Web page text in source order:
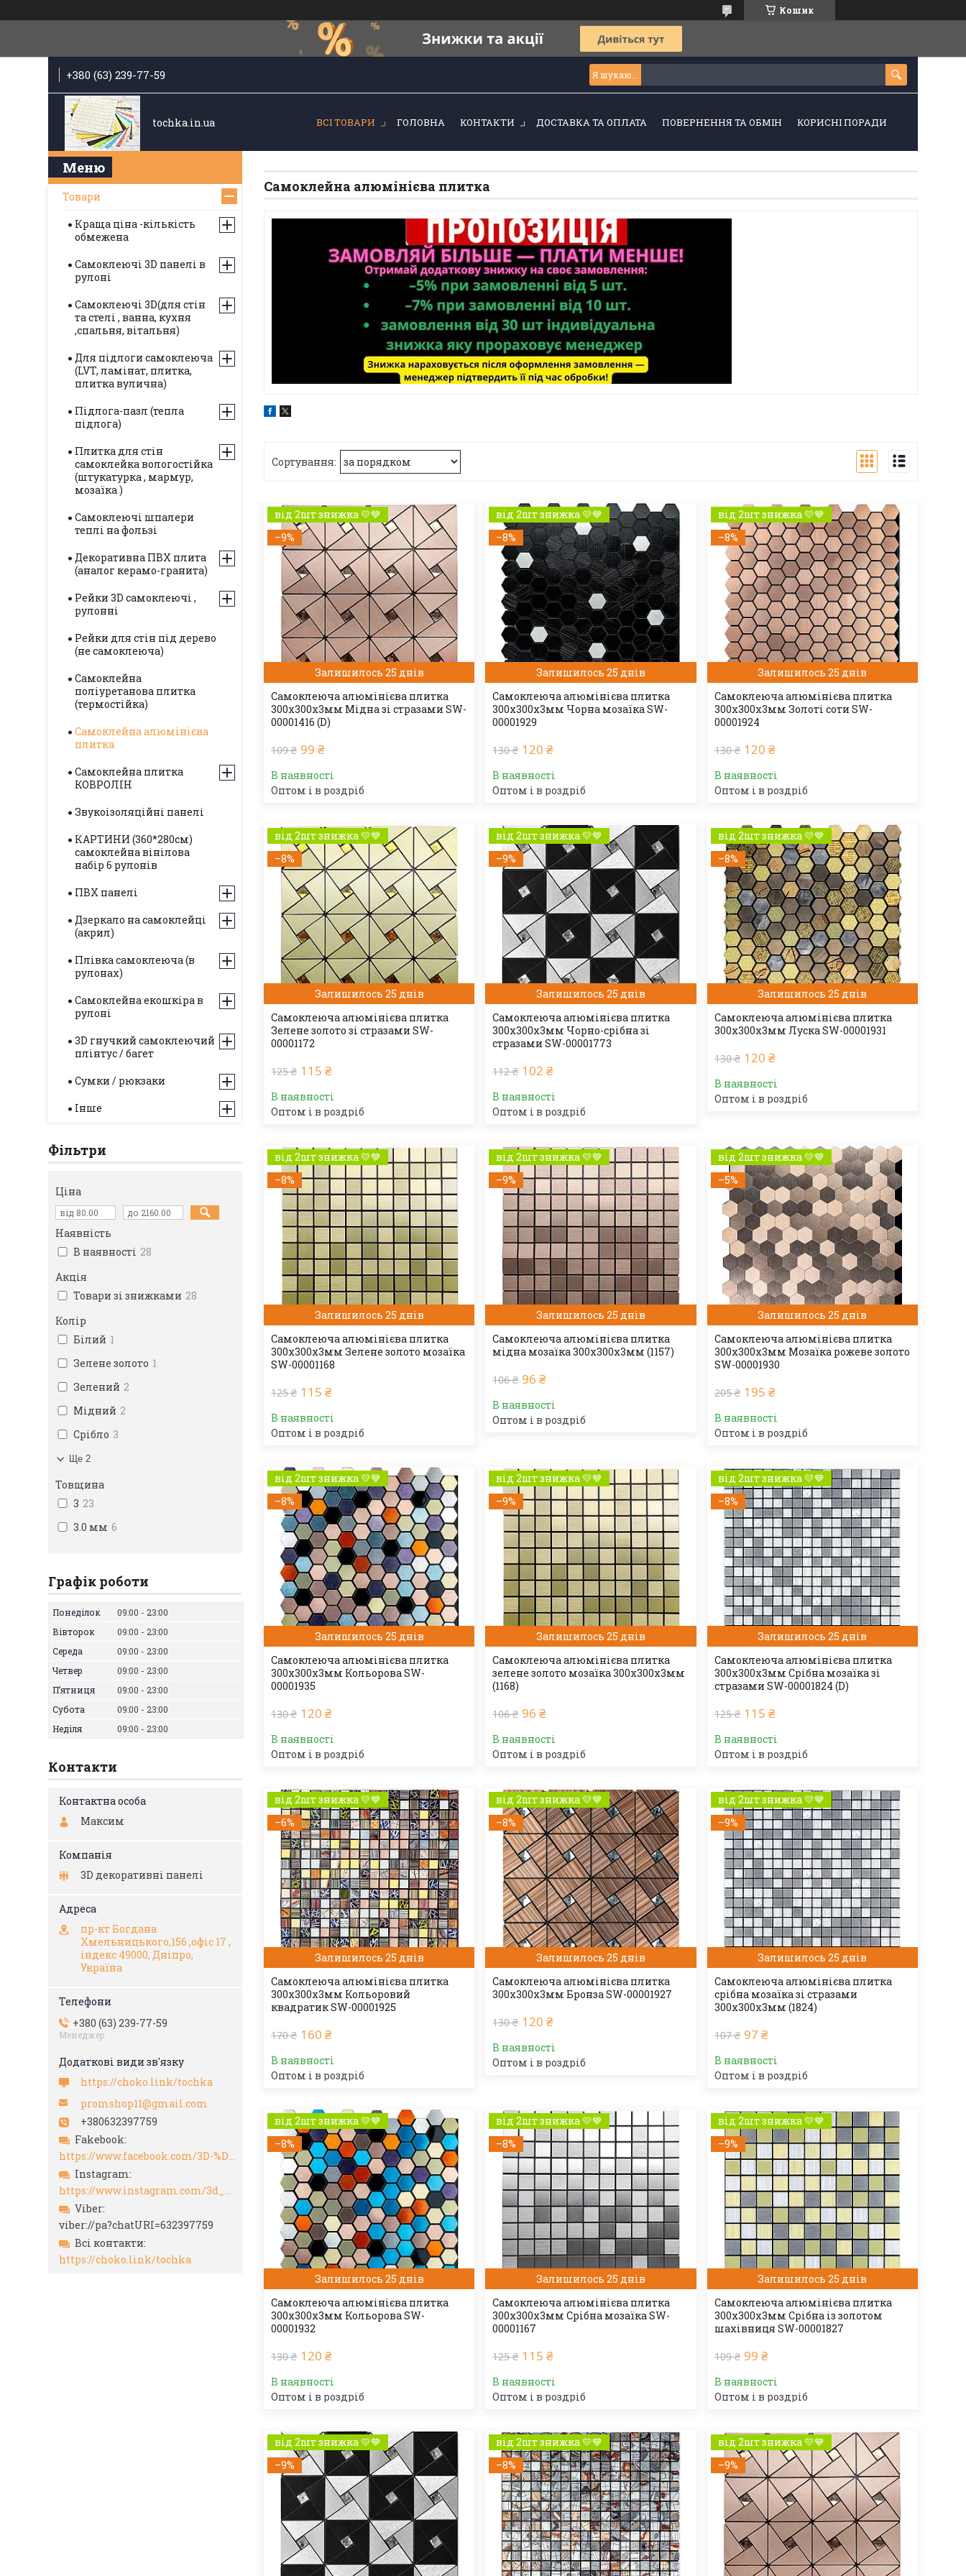
Кошик
+380 (63) 239-77-59
tochka.in.ua ВСІ ТОВАРИ ГОЛОВНА КОНТАКТИ ДОСТАВКА ТА ОПЛАТА ПОВЕРНЕННЯ ТА ОБМІН КОРИСНІ ПОРАДИ
Самоклейна алюмінієва плитка
від 2шт знижка 💛💙
–9%
Залишилось 25 днів
Самоклеюча алюмінієва плитка
300х300х3мм Мідна зі стразами SW-
00001416 (D)
109 ₴ 99 ₴
В наявності
Оптом і в роздріб
від 2шт знижка 💛💙
–8%
Залишилось 25 днів
Самоклеюча алюмінієва плитка
300х300х3мм Чорна мозаїка SW-
00001929
130 ₴ 120 ₴
В наявності
Оптом і в роздріб
від 2шт знижка 💛💙
–8%
Залишилось 25 днів
Самоклеюча алюмінієва плитка
300х300х3мм Золоті соти SW-
00001924
130 ₴ 120 ₴
В наявності
Оптом і в роздріб
від 2шт знижка 💛💙
–8%
Залишилось 25 днів
Самоклеюча алюмінієва плитка
Зелене золото зі стразами SW-
00001172
125 ₴ 115 ₴
В наявності
Оптом і в роздріб
від 2шт знижка 💛💙
–9%
Залишилось 25 днів
Самоклеюча алюмінієва плитка
300х300х3мм Чорно-срібна зі
стразами SW-00001773
112 ₴ 102 ₴
В наявності
Оптом і в роздріб
від 2шт знижка 💛💙
–8%
Залишилось 25 днів
Самоклеюча алюмінієва плитка
300х300х3мм Луска SW-00001931
130 ₴ 120 ₴
В наявності
Оптом і в роздріб
від 2шт знижка 💛💙
–8%
Залишилось 25 днів
Самоклеюча алюмінієва плитка
300х300х3мм Зелене золото мозаїка
SW-00001168
125 ₴ 115 ₴
В наявності
Оптом і в роздріб
від 2шт знижка 💛💙
–9%
Залишилось 25 днів
Самоклеюча алюмінієва плитка
мідна мозаїка 300х300х3мм (1157)
106 ₴ 96 ₴
В наявності
Оптом і в роздріб
від 2шт знижка 💛💙
–5%
Залишилось 25 днів
Самоклеюча алюмінієва плитка
300х300х3мм Мозаїка рожеве золото
SW-00001930
205 ₴ 195 ₴
В наявності
Оптом і в роздріб
від 2шт знижка 💛💙
–8%
Залишилось 25 днів
Самоклеюча алюмінієва плитка
300х300х3мм Кольорова SW-
00001935
130 ₴ 120 ₴
В наявності
Оптом і в роздріб
від 2шт знижка 💛💙
–9%
Залишилось 25 днів
Самоклеюча алюмінієва плитка
зелене золото мозаїка 300х300х3мм
(1168)
106 ₴ 96 ₴
В наявності
Оптом і в роздріб
від 2шт знижка 💛💙
–8%
Залишилось 25 днів
Самоклеюча алюмінієва плитка
300х300х3мм Срібна мозаїка зі
стразами SW-00001824 (D)
125 ₴ 115 ₴
В наявності
Оптом і в роздріб
від 2шт знижка 💛💙
–6%
Залишилось 25 днів
Самоклеюча алюмінієва плитка
300х300х3мм Кольоровий
квадратик SW-00001925
170 ₴ 160 ₴
В наявності
Оптом і в роздріб
від 2шт знижка 💛💙
–8%
Залишилось 25 днів
Самоклеюча алюмінієва плитка
300х300х3мм Бронза SW-00001927
130 ₴ 120 ₴
В наявності
Оптом і в роздріб
від 2шт знижка 💛💙
–9%
Залишилось 25 днів
Самоклеюча алюмінієва плитка
срібна мозаїка зі стразами
300х300х3мм (1824)
107 ₴ 97 ₴
В наявності
Оптом і в роздріб
від 2шт знижка 💛💙
–8%
Залишилось 25 днів
Самоклеюча алюмінієва плитка
300х300х3мм Кольорова SW-
00001932
130 ₴ 120 ₴
В наявності
Оптом і в роздріб
від 2шт знижка 💛💙
–8%
Залишилось 25 днів
Самоклеюча алюмінієва плитка
300х300х3мм Срібна мозаїка SW-
00001167
125 ₴ 115 ₴
В наявності
Оптом і в роздріб
від 2шт знижка 💛💙
–9%
Залишилось 25 днів
Самоклеюча алюмінієва плитка
300х300х3мм Срібна із золотом
шахівниця SW-00001827
109 ₴ 99 ₴
В наявності
Оптом і в роздріб
від 2шт знижка 💛💙
–9%
від 2шт знижка 💛💙
–8%
від 2шт знижка 💛💙
–9%
Товари
Краща ціна -кількість
обмежена
Самоклеючі 3D панелі в
рулоні
Самоклеючі 3D(для стін
та стелі , ванна, кухня
,спальня, вітальня)
Для підлоги самоклеюча
(LVT, ламінат, плитка,
плитка вулична)
Підлога-пазл (тепла
підлога)
Плитка для стін
самоклейка вологостійка
(штукатурка , мармур,
мозаїка )
Самоклеючі шпалери
теплі на фользі
Декоративна ПВХ плита
(аналог керамо-гранита)
Рейки 3D самоклеючі ,
рулонні
Рейки для стін під дерево
(не самоклеюча)
Самоклейна
поліуретанова плитка
(термостійка)
Самоклейна алюмінієва
плитка
Самоклейна плитка
КОВРОЛІН
Звукоізоляційні панелі
КАРТИНИ (360*280см)
самоклейна вінілова
набір 6 рулонів
ПВХ панелі
Дзеркало на самоклейці
(акрил)
Плівка самоклеюча (в
рулонах)
Самоклейна екошкіра в
рулоні
3D гнучкий самоклеючий
плінтус / багет
Сумки / рюкзаки
Інше
Фільтри
Ціна
Наявність
В наявності 28
Акція
Товари зі знижками 28
Колір
Білий 1
Зелене золото 1
Зелений 2
Мідний 2
Срібло 3
Ще 2
Товщина
3 23
3.0 мм 6
Графік роботи
Понеділок 09:00
23:00
Вівторок
09:00
23:00
Середа
09:00
23:00
Четвер
09:00
23:00
Пʼятниця
09:00
23:00
Субота
09:00
23:00
Неділя
09:00 23:00
Контакти
Максим
3D декоративні панелі
пр-кт Богдана
Хмельницького,156 ,офіс 17 ,
індекс 49000, Дніпро,
Україна
+380 (63) 239-77-59
Менеджер
https://choko.link/tochka
promshop11@gmail.com
+380632397759
Fakebook
https://www.facebook.com/3D-%D0%A1%D0%B0%D0%BC%D0%BE%D0%BA%D0%BB%D0%B5%D1%8E%D1%89%D0%B8%D0%B5%D1%81%D1%8F-%D0%BF%D0%B0%D0%BD%D0%B5%D0%BB%D0%B8-105192438338002/?hc_ref=ARSwVxHl9TuSFoL0VKiZ0Dwnd_OiZckAuyN8sRyLP0QAfVGoJlU0cLTH7MJ-cNc9hTY&ref=nf_target
Instagram
https://www.instagram.com/3d_paneli_ukr/
Viber
viber://pa?chatURI=632397759
Всі контакти
https://choko.link/tochka